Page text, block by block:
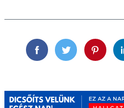
FacebookTwitter